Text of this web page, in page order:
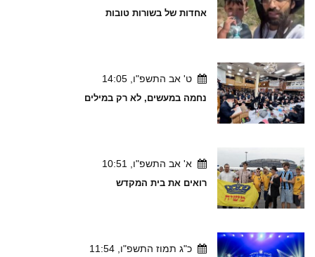
אחדות של בשורות טובות
ט' אב התשפ"ו, 14:05
נחמה במעשים, לא רק במילים
א' אב התשפ"ו, 10:51
רואים את בית המקדש
כ"ג תמוז התשפ"ו, 11:54